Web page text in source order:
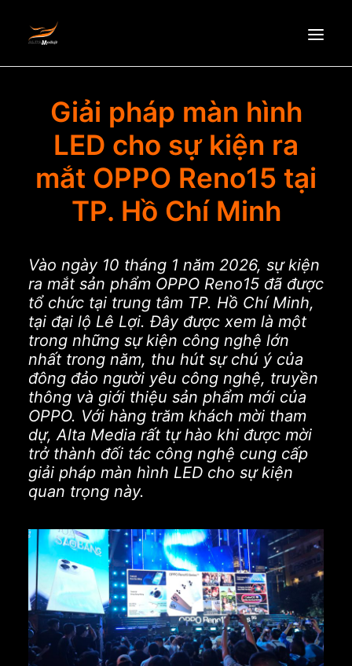
HOMEPAGE
ABOUT US
NEWS
PRODUCTS
PARTNERS
CONTACT
EN
Giải pháp màn hình
LED cho sự kiện ra
mắt OPPO Reno15 tại
TP. Hồ Chí Minh
Vào ngày 10 tháng 1 năm 2026, sự kiện
ra mắt sản phẩm OPPO Reno15 đã được
tổ chức tại trung tâm TP. Hồ Chí Minh,
tại đại lộ Lê Lợi. Đây được xem là một
trong những sự kiện công nghệ lớn
nhất trong năm, thu hút sự chú ý của
đông đảo người yêu công nghệ, truyền
thông và giới thiệu sản phẩm mới của
OPPO. Với hàng trăm khách mời tham
dự, Alta Media rất tự hào khi được mời
trở thành đối tác công nghệ cung cấp
giải pháp màn hình LED cho sự kiện
quan trọng này.